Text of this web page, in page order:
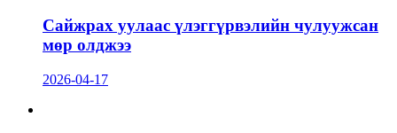
Сайжрах уулаас үлэггүрвэлийн чулуужсан
мөр олджээ
2026-04-17